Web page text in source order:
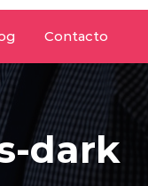
Contacto
dark